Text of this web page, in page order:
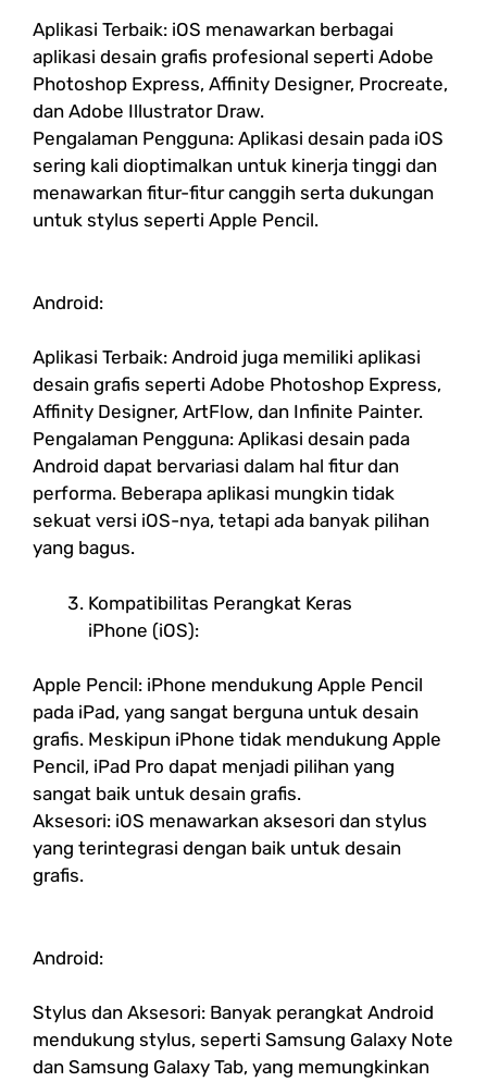
Aplikasi Terbaik: iOS menawarkan berbagai
aplikasi desain grafis profesional seperti Adobe
Photoshop Express, Affinity Designer, Procreate,
dan Adobe Illustrator Draw.
Pengalaman Pengguna: Aplikasi desain pada iOS
sering kali dioptimalkan untuk kinerja tinggi dan
menawarkan fitur-fitur canggih serta dukungan
untuk stylus seperti Apple Pencil.
Android:
Aplikasi Terbaik: Android juga memiliki aplikasi
desain grafis seperti Adobe Photoshop Express,
Affinity Designer, ArtFlow, dan Infinite Painter.
Pengalaman Pengguna: Aplikasi desain pada
Android dapat bervariasi dalam hal fitur dan
performa. Beberapa aplikasi mungkin tidak
sekuat versi iOS-nya, tetapi ada banyak pilihan
yang bagus.
Kompatibilitas Perangkat Keras
iPhone (iOS):
Apple Pencil: iPhone mendukung Apple Pencil
pada iPad, yang sangat berguna untuk desain
grafis. Meskipun iPhone tidak mendukung Apple
Pencil, iPad Pro dapat menjadi pilihan yang
sangat baik untuk desain grafis.
Aksesori: iOS menawarkan aksesori dan stylus
yang terintegrasi dengan baik untuk desain
grafis.
Android:
Stylus dan Aksesori: Banyak perangkat Android
mendukung stylus, seperti Samsung Galaxy Note
dan Samsung Galaxy Tab, yang memungkinkan